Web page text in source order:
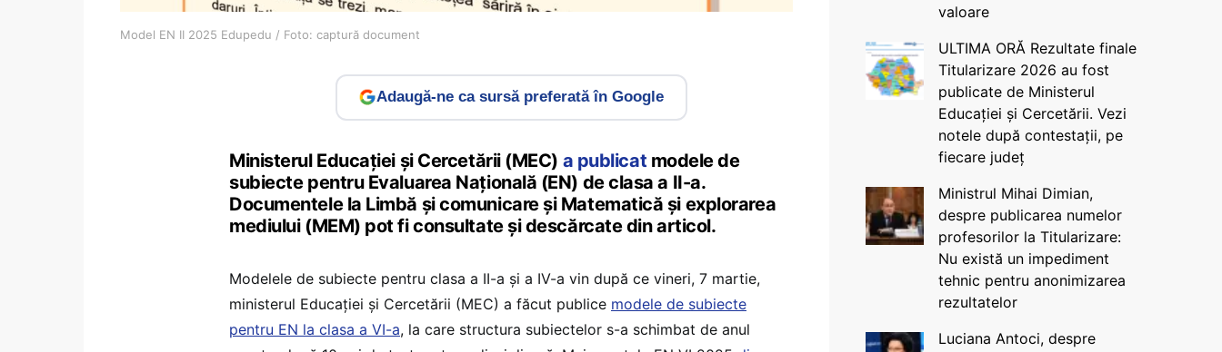
Model EN II 2025 Edupedu / Foto: captură document
Adaugă-ne ca sursă preferată în Google
Ministerul Educației și Cercetării (MEC) a publicat modele de
subiecte pentru Evaluarea Națională (EN) de clasa a II-a.
Documentele la Limbă și comunicare și Matematică și explorarea
mediului (MEM) pot fi consultate și descărcate din articol.
Modelele de subiecte pentru clasa a II-a și a IV-a vin după ce vineri, 7 martie,
ministerul Educației și Cercetării (MEC) a făcut publice modele de subiecte
pentru EN la clasa a VI-a, la care structura subiectelor s-a schimbat de anul
valoare
ULTIMA ORĂ Rezultate finale
Titularizare 2026 au fost
publicate de Ministerul
Educației și Cercetării. Vezi
notele după contestații, pe
fiecare județ
Ministrul Mihai Dimian,
despre publicarea numelor
profesorilor la Titularizare:
Nu există un impediment
tehnic pentru anonimizarea
rezultatelor
Luciana Antoci, despre